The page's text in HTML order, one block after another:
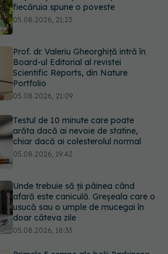
Prof. dr. Valeriu Gheorghiță intră în
Board-ul Editorial al revistei
05.08.2026, 21:09
Testul de 10 minute care poate
arăta dacă ai nevoie de statine,
chiar dacă ai colesterolul normal
Unde trebuie să ții pâinea când
afară este caniculă. Greșeala care o
usucă sau o umple de mucegai în
05.08.2026, 18:33
Primele 5 semne ale bolii Parkinson
pe care 80% dintre oameni le
ignoră. Nu e vorba doar despre